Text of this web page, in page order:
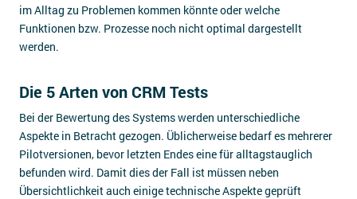
im Alltag zu Problemen kommen könnte oder welche
Funktionen bzw. Prozesse noch nicht optimal dargestellt
werden.
Die 5 Arten von CRM Tests
Bei der Bewertung des Systems werden unterschiedliche
Aspekte in Betracht gezogen. Üblicherweise bedarf es mehrerer
Pilotversionen, bevor letzten Endes eine für alltagstauglich
befunden wird. Damit dies der Fall ist müssen neben
Übersichtlichkeit auch einige technische Aspekte geprüft